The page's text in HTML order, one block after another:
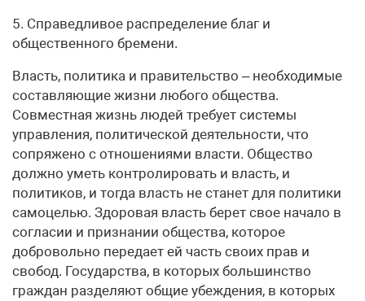
5. Справедливое распределение благ и
общественного бремени.
Власть, политика и правительство – необходимые
составляющие жизни любого общества.
Совместная жизнь людей требует системы
управления, политической деятельности, что
сопряжено с отношениями власти. Общество
должно уметь контролировать и власть, и
политиков, и тогда власть не станет для политики
самоцелью. Здоровая власть берет свое начало в
согласии и признании общества, которое
добровольно передает ей часть своих прав и
свобод. Государства, в которых большинство
граждан разделяют общие убеждения, в которых